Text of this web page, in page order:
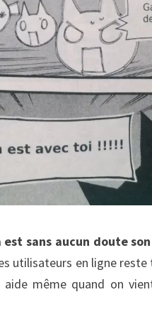
est sans aucun doute
utilisateurs en ligne
aide même quand on